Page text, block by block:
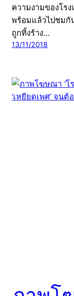
ความงามของโร
พร้อมแล้วไปชมกั
ถูกทิ้งร้าง…
13/11/2018